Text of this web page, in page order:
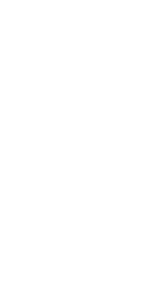
an eine
um die Fortsetzung
mehr als 603,00 €
überschritten
Vorliegens einer
wenn es sich bei
handelt. Gleiches
der
liegt.
entlohnten